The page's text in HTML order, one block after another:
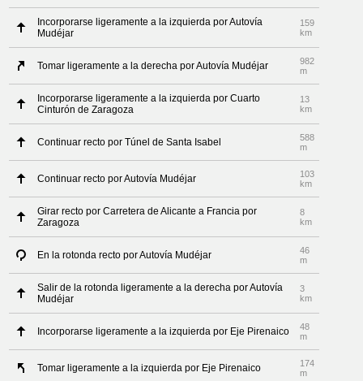
Incorporarse ligeramente a la izquierda por Autovía
Mudéjar
159
km
Tomar ligeramente a la derecha por Autovía Mudéjar
982
m
Incorporarse ligeramente a la izquierda por Cuarto
Cinturón de Zaragoza
13
km
Continuar recto por Túnel de Santa Isabel
588
m
Continuar recto por Autovía Mudéjar
103
km
Girar recto por Carretera de Alicante a Francia por
Zaragoza
8
km
En la rotonda recto por Autovía Mudéjar
46
m
Salir de la rotonda ligeramente a la derecha por Autovía
Mudéjar
3
km
Incorporarse ligeramente a la izquierda por Eje Pirenaico
48
m
Tomar ligeramente a la izquierda por Eje Pirenaico
174
m